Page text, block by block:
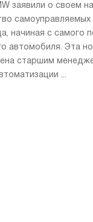
заявили о своем
начиная с самого
автомобиля. Эта
старшим
...